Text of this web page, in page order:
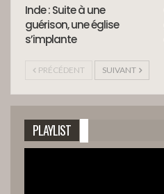
Inde : Suite à une
guérison, une église
s’implante
PRÉCÉDENT SUIVANT
PLAYLIST